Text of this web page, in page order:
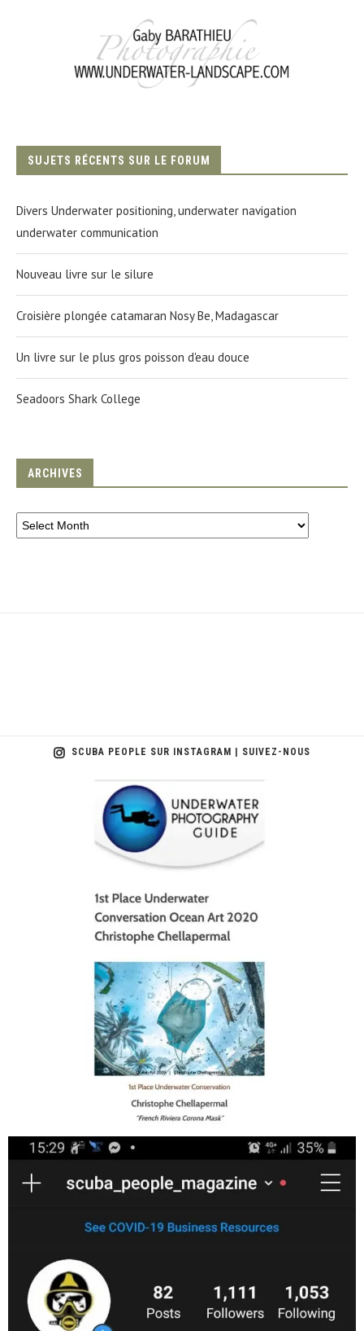
SUJETS RÉCENTS SUR LE FORUM
Divers Underwater positioning, underwater navigation
underwater communication
Nouveau livre sur le silure
Croisière plongée catamaran Nosy Be, Madagascar
Un livre sur le plus gros poisson d'eau douce
Seadoors Shark College
ARCHIVES
SCUBA PEOPLE SUR INSTAGRAM | SUIVEZ-NOUS
scuba_people_magazine
scuba_people_magazine